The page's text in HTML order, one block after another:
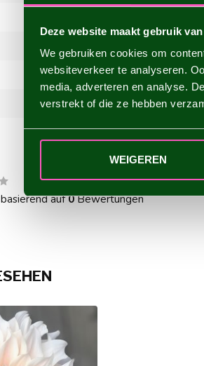
Deze website maakt gebruik
We gebruiken cookies om
websiteverkeer te analyseren.
media, adverteren en analyse.
verstrekt of die ze hebben
WEIGEREN
VII-XI
auf0Bewertungen